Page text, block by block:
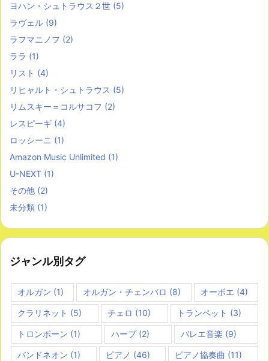
ヨハン・シュトラウス２世 (5)
ラヴェル (9)
ラフマニノフ (2)
ララ (1)
リスト (4)
リヒャルト・シュトラウス (5)
リムスキー＝コルサコフ (2)
レスピーギ (4)
ロッシーニ (1)
Amazon Music Unlimited (1)
U-NEXT (1)
その他 (2)
未分類 (1)
ジャンル別タグ
オルガン (1) オルガン・チェンバロ (8) オーボエ (4)
クラリネット (5) チェロ (10) トランペット (3)
トロンボーン (1) ハープ(2) バレエ音楽 (9)
バンドネオン (1) ピアノ (46) ピアノ協奏曲 (11)